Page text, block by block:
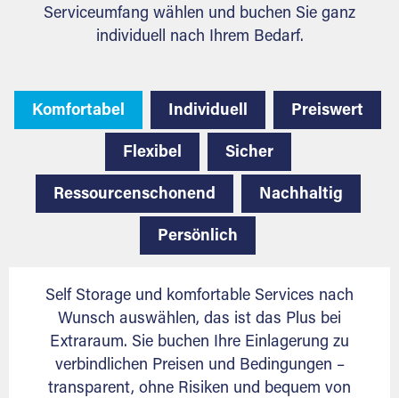
Serviceumfang wählen und buchen Sie ganz
individuell nach Ihrem Bedarf.
Komfortabel Individuell Preiswert
Flexibel Sicher
Ressourcenschonend Nachhaltig
Persönlich
Self Storage und komfortable Services nach
Wunsch auswählen, das ist das Plus bei
Extraraum. Sie buchen Ihre Einlagerung zu
verbindlichen Preisen und Bedingungen –
transparent, ohne Risiken und bequem von